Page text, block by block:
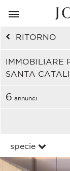
RITORNO
IMMOBILIARE
SANTA
6 annunci
specie